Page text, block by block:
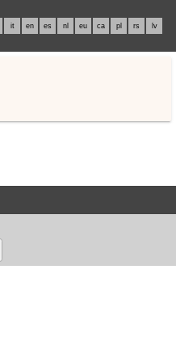
it en es nl eu ca pl rs lv